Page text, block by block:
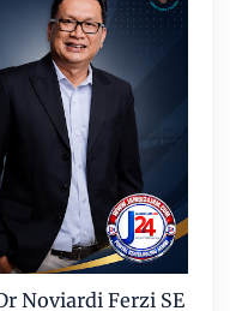
Noviardi Ferzi SE